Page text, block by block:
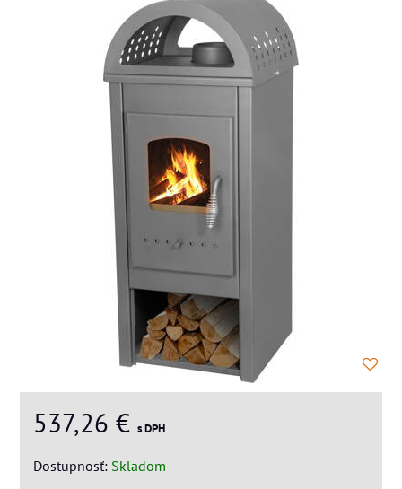
537,26 € s DPH
Dostupnosť: Skladom